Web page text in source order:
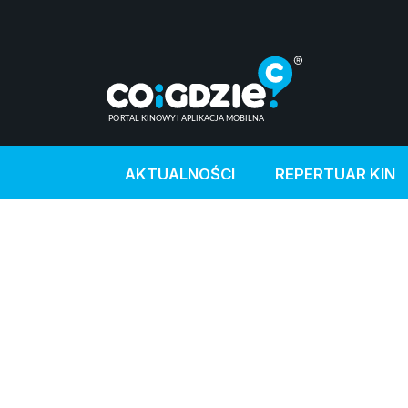
AKTUALNOŚCI REPERTUAR KIN